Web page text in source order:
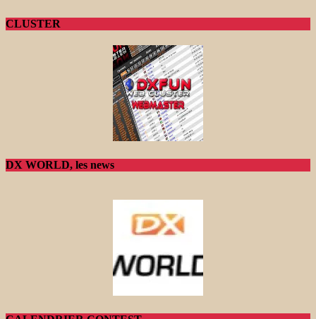
CLUSTER
DX WORLD, les news